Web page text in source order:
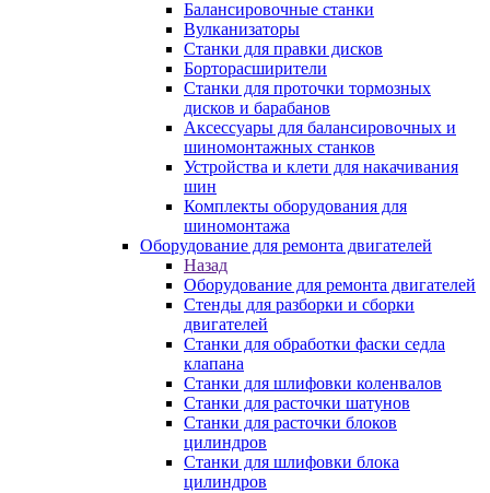
Балансировочные станки
Вулканизаторы
Станки для правки дисков
Борторасширители
Станки для проточки тормозных
дисков и барабанов
Аксессуары для балансировочных и
шиномонтажных станков
Устройства и клети для накачивания
шин
Комплекты оборудования для
шиномонтажа
Оборудование для ремонта двигателей
Назад
Оборудование для ремонта двигателей
Стенды для разборки и сборки
двигателей
Станки для обработки фаски седла
клапана
Станки для шлифовки коленвалов
Станки для расточки шатунов
Станки для расточки блоков
цилиндров
Станки для шлифовки блока
цилиндров